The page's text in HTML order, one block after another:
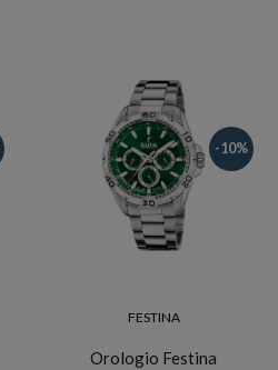
-10%
FESTINA
Orologio Festina